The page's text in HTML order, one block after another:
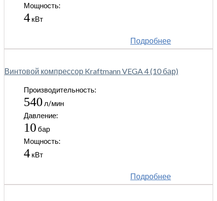
Мощность:
4 кВт
Подробнее
Винтовой компрессор Kraftmann VEGA 4 (10 бар)
Производительность:
540 л/мин
Давление:
10 бар
Мощность:
4 кВт
Подробнее